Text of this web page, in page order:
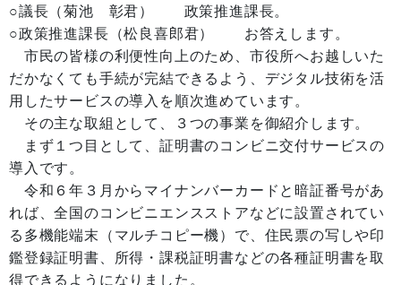
○議長（菊池 彰君） 政策推進課長。
○政策推進課長（松良喜郎君） お答えします。
市民の皆様の利便性向上のため、市役所へお越しいた
だかなくても手続が完結できるよう、デジタル技術を活
用したサービスの導入を順次進めています。
その主な取組として、３つの事業を御紹介します。
まず１つ目として、証明書のコンビニ交付サービスの
導入です。
令和６年３月からマイナンバーカードと暗証番号があ
れば、全国のコンビニエンスストアなどに設置されてい
る多機能端末（マルチコピー機）で、住民票の写しや印
鑑登録証明書、所得・課税証明書などの各種証明書を取
得できるようになりました。